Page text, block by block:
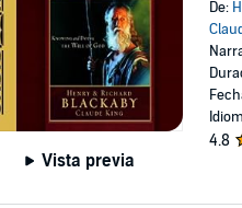
Vista previa
De:
4.8